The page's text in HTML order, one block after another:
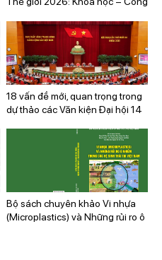
bền vững
18 vấn đề mới, quan trọng trong
dự thảo các Văn kiện Đại hội 14
Bộ sách chuyên khảo Vi nhựa
(Microplastics) và Những rủi ro ô